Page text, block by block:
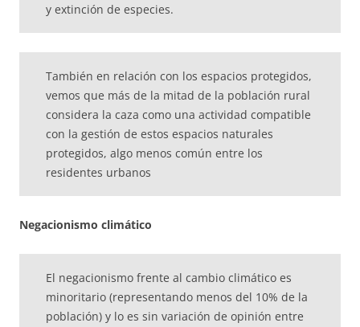
y extinción de especies.
También en relación con los espacios protegidos,
vemos que más de la mitad de la población rural
considera la caza como una actividad compatible
con la gestión de estos espacios naturales
protegidos, algo menos común entre los
residentes urbanos
Negacionismo climático
El negacionismo frente al cambio climático es
minoritario (representando menos del 10% de la
población) y lo es sin variación de opinión entre